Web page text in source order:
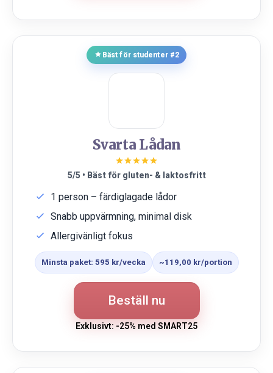
Bäst för studenter #2
Svarta Lådan
5/5 • Bäst för gluten- & laktosfritt
1 person – färdiglagade lådor
Snabb uppvärmning, minimal disk
Allergivänligt fokus
Minsta paket: 595 kr/vecka ~119,00 kr/portion
Beställ nu
Exklusivt: -25% med SMART25